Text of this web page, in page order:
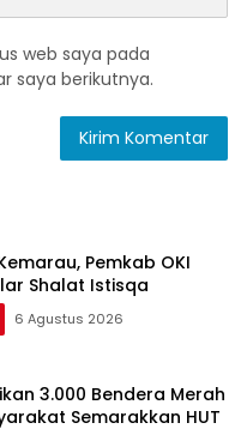
web saya pada
saya berikutnya.
Pemkab OKI
Shalat Istisqa
6 Agustus 2026
3.000 Bendera Merah
Semarakkan HUT